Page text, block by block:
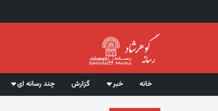
خانه خبر گزارش چند رسانه ای